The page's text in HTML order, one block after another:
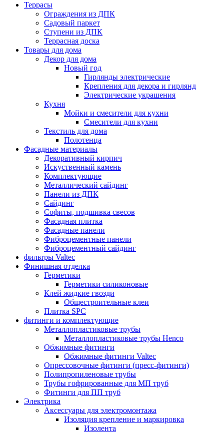
Террасы
Ограждения из ДПК
Садовый паркет
Ступени из ДПК
Террасная доска
Товары для дома
Декор для дома
Новый год
Гирлянды электрические
Крепления для декора и гирлянд
Электрические украшения
Кухня
Мойки и смесители для кухни
Смесители для кухни
Текстиль для дома
Полотенца
Фасадные материалы
Декоративный кирпич
Искуственный камень
Комплектующие
Металлический сайдинг
Панели из ДПК
Сайдинг
Софиты, подшивка свесов
Фасадная плитка
Фасадные панели
Фиброцементные панели
Фиброцементный сайдинг
фильтры Valtec
Финишная отделка
Герметики
Герметики силиконовые
Клей жидкие гвозди
Общестроительные клеи
Плитка SPC
фитинги и комплектующие
Металлопластиковые трубы
Металлопластиковые трубы Henco
Обжимные фитинги
Обжимные фитинги Valtec
Опрессовочные фитинги (пресс-фитинги)
Полипропиленовые трубы
Трубы гофрированные для МП труб
Фитинги для ПП труб
Электрика
Аксессуары для электромонтажа
Изоляция крепление и маркировка
Изолента